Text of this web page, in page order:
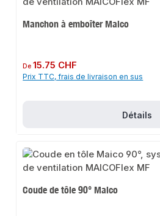
Manchon à emboîter Maico
Prix régulier :
De15.75 CHF
Prix TTC, frais de livraison en sus
Détails
Coude de tôle 90° Maico